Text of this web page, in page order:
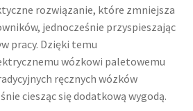
rozwiązanie, które zmniejsza
jednocześnie przyspieszając
pracy. Dzięki temu
wózkowi paletowemu
ręcznych wózków
ciesząc się dodatkową wygodą.